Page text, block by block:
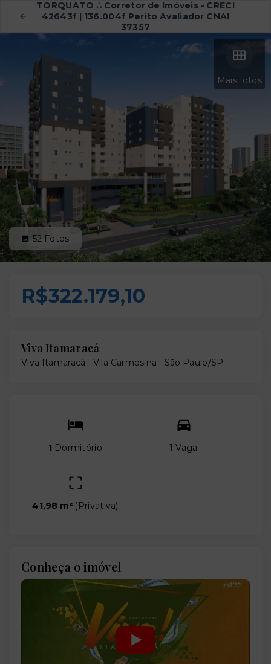
TORQUATO ∴ Corretor de Imóveis - CRECI
42643f | 136.004f Perito Avaliador CNAI
37357
Mais fotos
52 Fotos
R$322.179,10
Viva Itamaracá
Viva Itamaracá - Vila Carmosina - São Paulo/SP
1 Dormitório 1 Vaga
41,98 m² ( Privativa)
Conheça o imóvel